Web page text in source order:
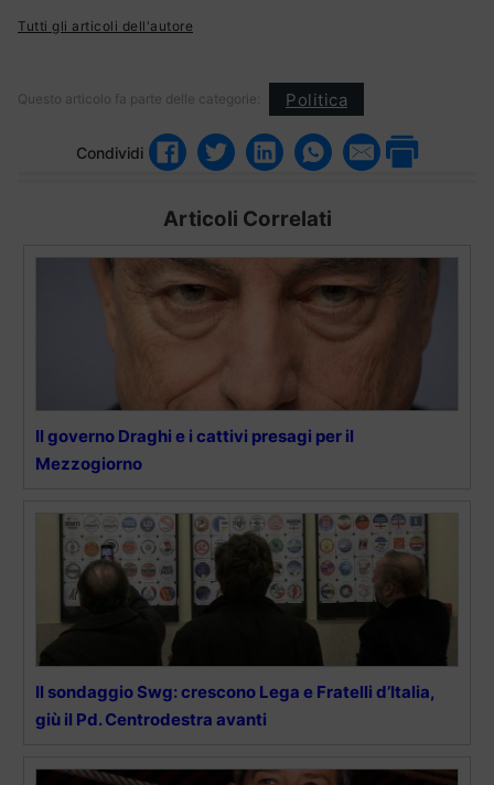
Tutti gli articoli dell'autore
Questo articolo fa parte delle categorie: Politica
Condividi
Articoli Correlati
Il governo Draghi e i cattivi presagi per il
Mezzogiorno
Il sondaggio Swg: crescono Lega e Fratelli d’Italia,
giù il Pd. Centrodestra avanti